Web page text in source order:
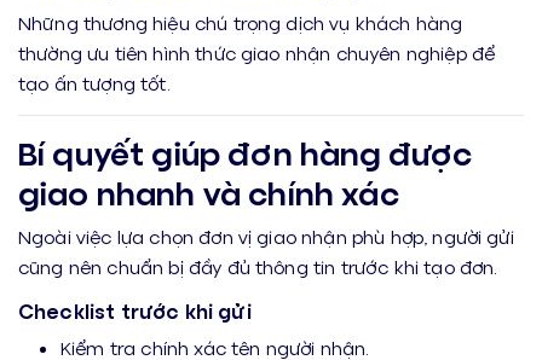
Những thương hiệu chú trọng dịch vụ khách hàng
thường ưu tiên hình thức giao nhận chuyên nghiệp để
tạo ấn tượng tốt.
Bí quyết giúp đơn hàng được
giao nhanh và chính xác
Ngoài việc lựa chọn đơn vị giao nhận phù hợp, người gửi
cũng nên chuẩn bị đầy đủ thông tin trước khi tạo đơn.
Checklist trước khi gửi
Kiểm tra chính xác tên người nhận.